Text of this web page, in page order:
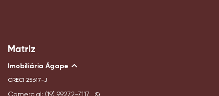
Matriz
Imobiliária Ágape
CRECI 25617-J
Comercial: (19) 99272-7117